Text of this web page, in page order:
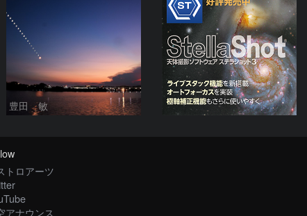
豊田 敏
トロアーツ
アナウンス